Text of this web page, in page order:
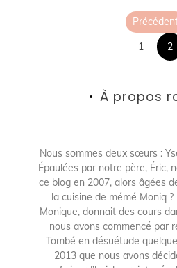
1
2
À propos
Nous sommes deux sœurs :
Épaulées par notre père, Éric,
ce blog en 2007, alors âgées
la cuisine de mémé Moniq
Monique, donnait des cours
nous avons commencé par
Tombé en désuétude
2013 que nous avons